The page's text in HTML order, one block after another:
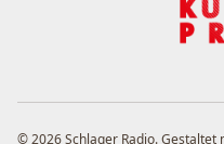
© 2026 Schlager Radio. Gestaltet